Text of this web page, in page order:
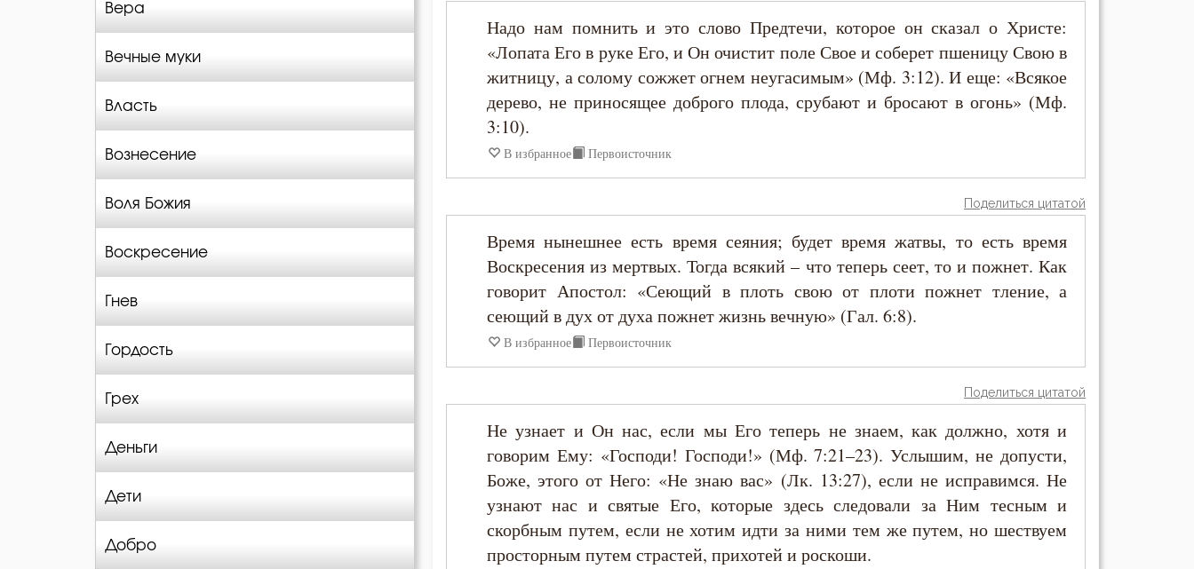
Вера
Вечные муки
Власть
Вознесение
Воля Божия
Воскресение
Гнев
Гордость
Грех
Деньги
Дети
Добро
Илия Екдик
Иоанн Златоуст
Ириней Лионский
Кирилл Иерусалимский
Макарий Великий
Марк Подвижник
Нил Синайский
Надо нам помнить и это слово Предтечи, которое он сказал о Христе:
«Лопата Его в руке Его, и Он очистит поле Свое и соберет пшеницу Свою в
житницу, а солому сожжет огнем неугасимым» (Мф. 3:12). И еще: «Всякое
дерево, не приносящее доброго плода, срубают и бросают в огонь» (Мф.
3:10).
В избранное Первоисточник
Поделиться цитатой
Время нынешнее есть время сеяния; будет время жатвы, то есть время
Воскресения из мертвых. Тогда всякий – что теперь сеет, то и пожнет. Как
говорит Апостол: «Сеющий в плоть свою от плоти пожнет тление, а
сеющий в дух от духа пожнет жизнь вечную» (Гал. 6:8).
В избранное Первоисточник
Поделиться цитатой
Не узнает и Он нас, если мы Его теперь не знаем, как должно, хотя и
говорим Ему: «Господи! Господи!» (Мф. 7:21–23). Услышим, не допусти,
Боже, этого от Него: «Не знаю вас» (Лк. 13:27), если не исправимся. Не
узнают нас и святые Его, которые здесь следовали за Ним тесным и
скорбным путем, если не хотим идти за ними тем же путем, но шествуем
просторным путем страстей, прихотей и роскоши.